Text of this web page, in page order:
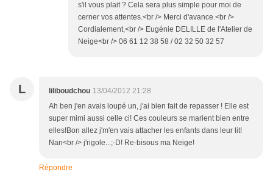
s'il vous plait ? Cela sera plus simple pour moi de
cerner vos attentes.<br /> Merci d'avance.<br />
Cordialement,<br /> Eugénie DELILLE de l'Atelier de
Neige<br /> 06 61 12 38 58 / 02 32 50 32 57
L liliboudchou 13/04/2012 21:28
Ah ben j'en avais loupé un, j'ai bien fait de repasser ! Elle est
super mimi aussi celle ci! Ces couleurs se marient bien entre
elles!Bon allez j'm'en vais attacher les enfants dans leur lit!
Nan<br /> j'rigole...;-D! Re-bisous ma Neige!
Répondre